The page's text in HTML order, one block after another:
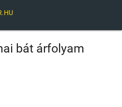
bát árfolyam